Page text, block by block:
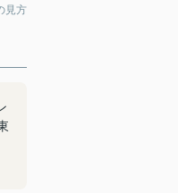
見方